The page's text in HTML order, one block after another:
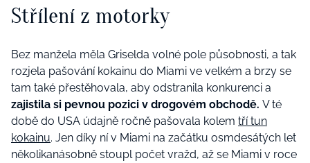
Střílení z motorky
Bez manžela měla Griselda volné pole působnosti, a tak
rozjela pašování kokainu do Miami ve velkém a brzy se
tam také přestěhovala, aby odstranila konkurenci a
zajistila si pevnou pozici v drogovém obchodě. V té
době do USA údajně ročně pašovala kolem tří tun
kokainu. Jen díky ní v Miami na začátku osmdesátých let
několikanásobně stoupl počet vražd, až se Miami v roce